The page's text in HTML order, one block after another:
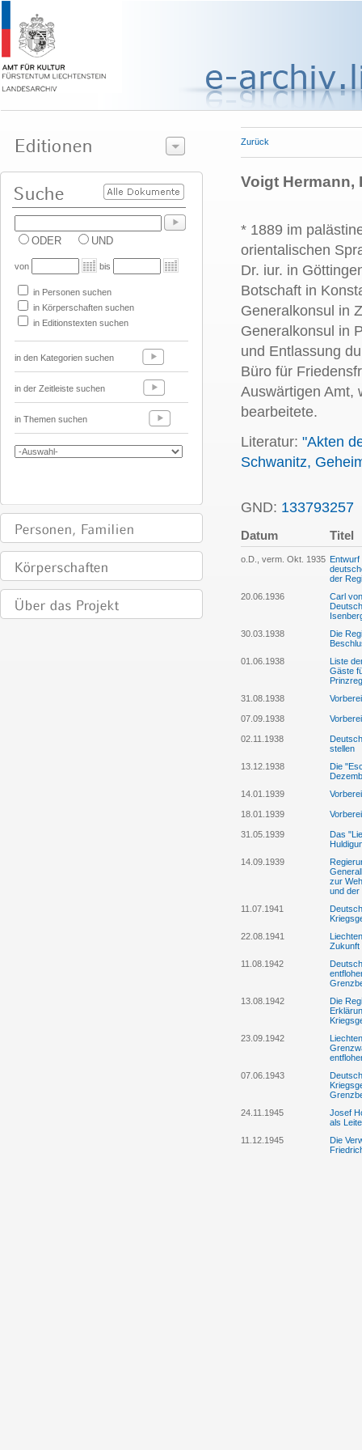
ODER UND
von bis
in Personen suchen
in Körperschaften suchen
in Editionstexten suchen
in den Kategorien suchen
in der Zeitleiste suchen
in Themen suchen
Zurück
Voigt Hermann,
* 1889 im
orientalischen
Dr. iur. in
Botschaft in
Generalkonsul in
Generalkonsul in
und Entlassung
Büro für
Auswärtigen Amt,
bearbeitete.
Literatur: "Akten
Schwanitz,
GND: 133793257
Datum Titel
o.D., verm. Okt. 1935 Entwurf
der
20.06.1936
Carl
30.03.1938
Die
01.06.1938
Liste
Gäste
31.08.1938
07.09.1938
02.11.1938
stellen
13.12.1938
Die
14.01.1939
18.01.1939
31.05.1939
Das
14.09.1939
zur
und der
11.07.1941
22.08.1941
Zukunft
11.08.1942
13.08.1942
Die
23.09.1942
07.06.1943
24.11.1945
Josef
als
11.12.1945
Die